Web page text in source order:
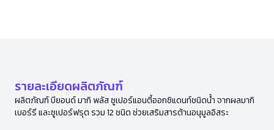
รายละเอียดผลิตภัณฑ์
ผลิตภัณฑ์ บียอนด์ มากิ พลัส ซูเปอร์แอนตี้ออกซิแดนท์ชนิดน้ำ จากผลมากิ
เบอร์รี และซูเปอร์ฟรุต รวม 12 ชนิด ช่วยเสริมสารต้านอนุมูลอิสระ